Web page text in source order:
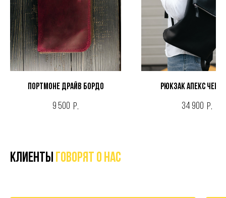
Портмоне ДРАЙВ БОРДО
9 500 р.
Рюкзак АПЕКС
34 900 р.
Клиенты говорят о нас